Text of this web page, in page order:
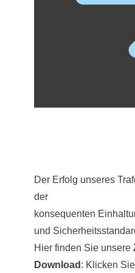
Der Erfolg unseres
der
konsequenten
und
Hier finden Sie unsere
Download: Klicken